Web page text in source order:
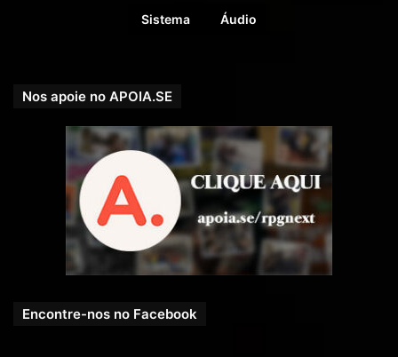
Damocles: O início
Sistema Áudio
Nos apoie no APOIA.SE
Encontre-nos no Facebook